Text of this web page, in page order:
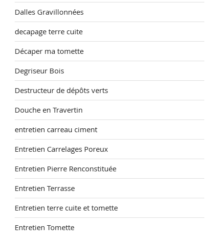
Dalles Gravillonnées
decapage terre cuite
Décaper ma tomette
Degriseur Bois
Destructeur de dépôts verts
Douche en Travertin
entretien carreau ciment
Entretien Carrelages Poreux
Entretien Pierre Renconstituée
Entretien Terrasse
Entretien terre cuite et tomette
Entretien Tomette